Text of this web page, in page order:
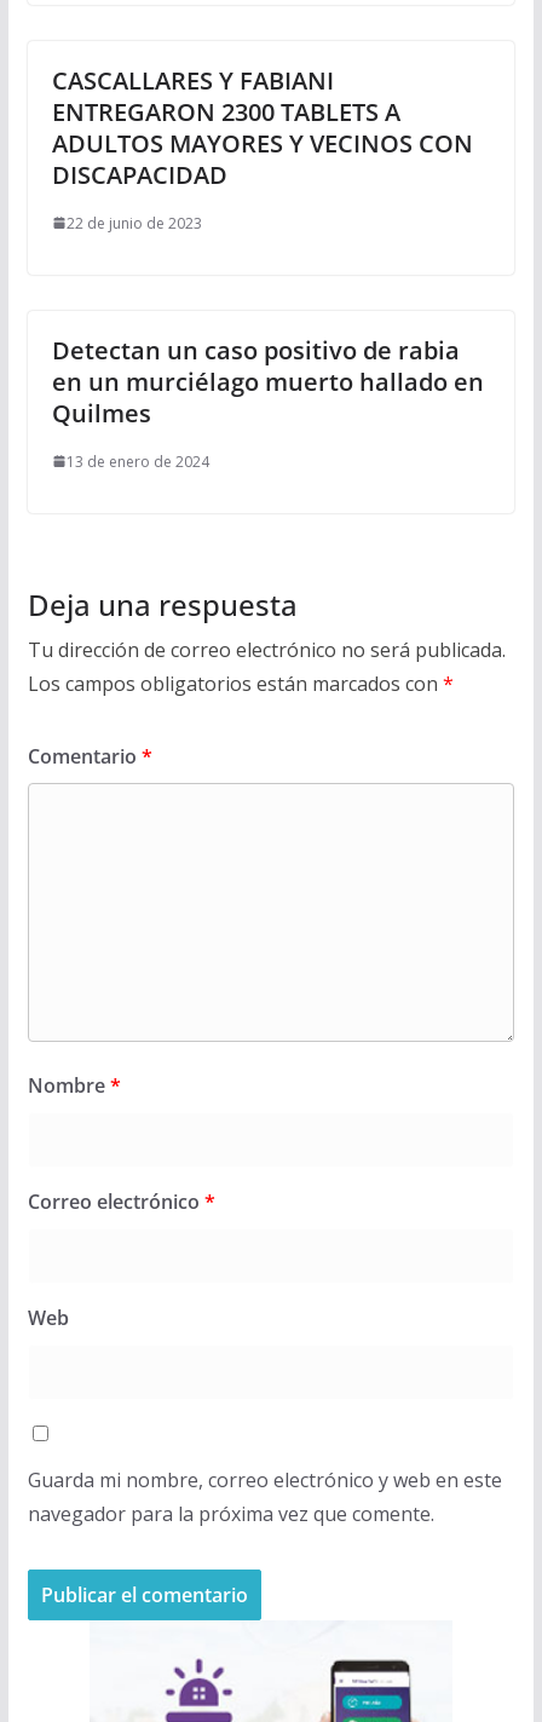
CASCALLARES Y FABIANI
ENTREGARON 2300 TABLETS A
ADULTOS MAYORES Y VECINOS CON
DISCAPACIDAD
22 de junio de 2023
Detectan un caso positivo de rabia
en un murciélago muerto hallado en
Quilmes
13 de enero de 2024
Deja una respuesta
Tu dirección de correo electrónico no será publicada.
Los campos obligatorios están marcados con *
Comentario *
Nombre*
Correo electrónico *
Web
Guarda mi nombre, correo electrónico y web en este
navegador para la próxima vez que comente.